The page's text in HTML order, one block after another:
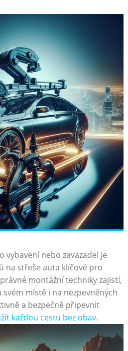
nebo zavazadel je⁤
na střeše auta klíčové⁤ pro
montážní techniky zajistí,
svém místě i⁣ na nezpevněných
​a ⁣bezpečně připevnit
každou cestu bez obav.